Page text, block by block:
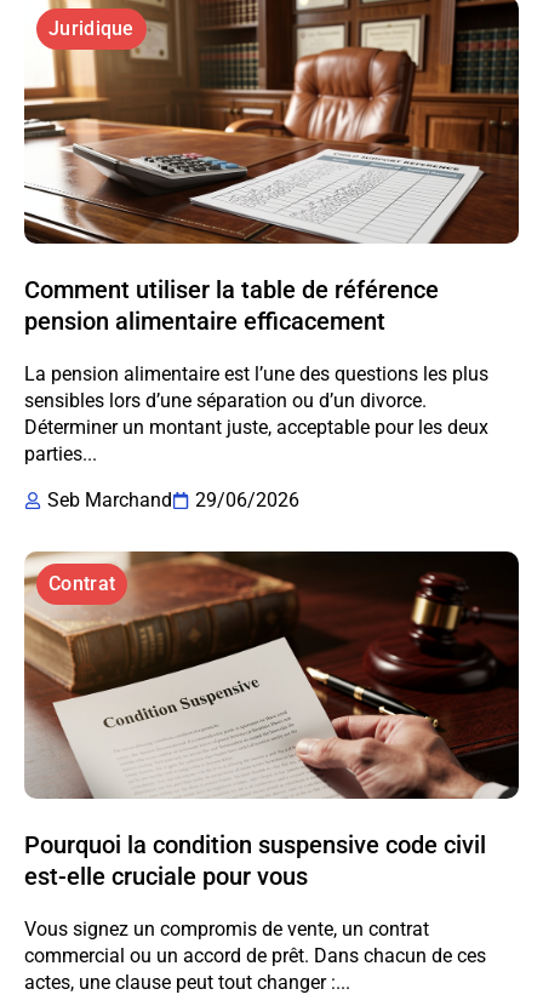
Juridique
Comment utiliser la table de référence
pension alimentaire efficacement
La pension alimentaire est l’une des questions les plus
sensibles lors d’une séparation ou d’un divorce.
Déterminer un montant juste, acceptable pour les deux
parties...
Seb Marchand
29/06/2026
Contrat
Pourquoi la condition suspensive code civil
est-elle cruciale pour vous
Vous signez un compromis de vente, un contrat
commercial ou un accord de prêt. Dans chacun de ces
actes, une clause peut tout changer :...